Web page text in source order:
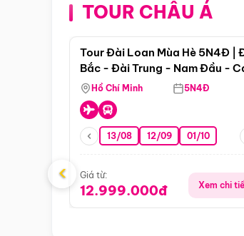
TOUR CHÂU Á
Điểm nổi
Tour Đài Loan Mùa Hè 5N4Đ |
Bắc - Đài Trung - Nam Đầu -
Hùng ( Bay Vn)
Hồ Chí Minh 5N4Đ
13/08 12/09 01/10
Giá từ:
12.999.000đ Xem chi
‹